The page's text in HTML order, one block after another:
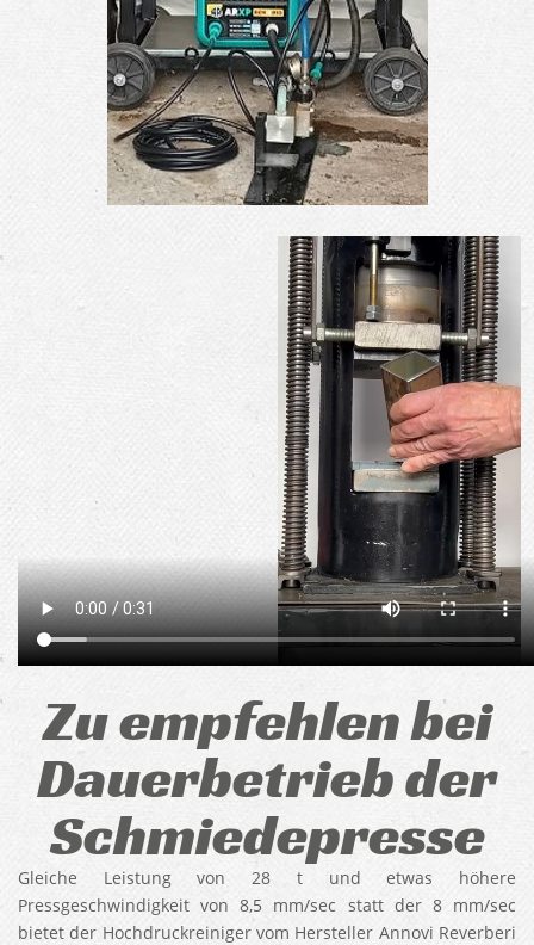
Zu empfehlen bei
Dauerbetrieb der
Schmiedepresse
Gleiche Leistung von 28 t und etwas höhere
Pressgeschwindigkeit von 8,5 mm/sec statt der 8 mm/sec
bietet der Hochdruckreiniger vom Hersteller Annovi Reverberi